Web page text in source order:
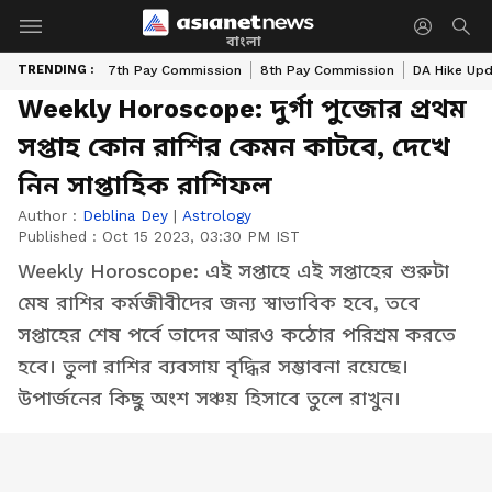
বাংলা
TRENDING : 7th Pay Commission 8th Pay Commission DA Hike
Weekly Horoscope: দুর্গা পুজোর প্রথম
সপ্তাহ কোন রাশির কেমন কাটবে, দেখে
নিন সাপ্তাহিক রাশিফল
Author : Deblina Dey | Astrology
Published : Oct 15 2023, 03:30 PM IST
Weekly Horoscope: এই সপ্তাহে এই সপ্তাহের শুরুটা
মেষ রাশির কর্মজীবীদের জন্য স্বাভাবিক হবে, তবে
সপ্তাহের শেষ পর্বে তাদের আরও কঠোর পরিশ্রম করতে
হবে। তুলা রাশির ব্যবসায় বৃদ্ধির সম্ভাবনা রয়েছে।
উপার্জনের কিছু অংশ সঞ্চয় হিসাবে তুলে রাখুন।